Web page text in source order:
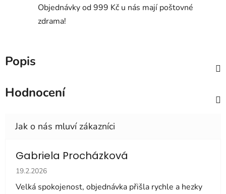
Objednávky od 999 Kč u nás mají poštovné
zdrama!
Popis
Hodnocení
Gabriela Procházková
Hodnocení obchodu je 5 z 5 hvězdiček.
19.2.2026
Velká spokojenost, objednávka přišla rychle a hezky